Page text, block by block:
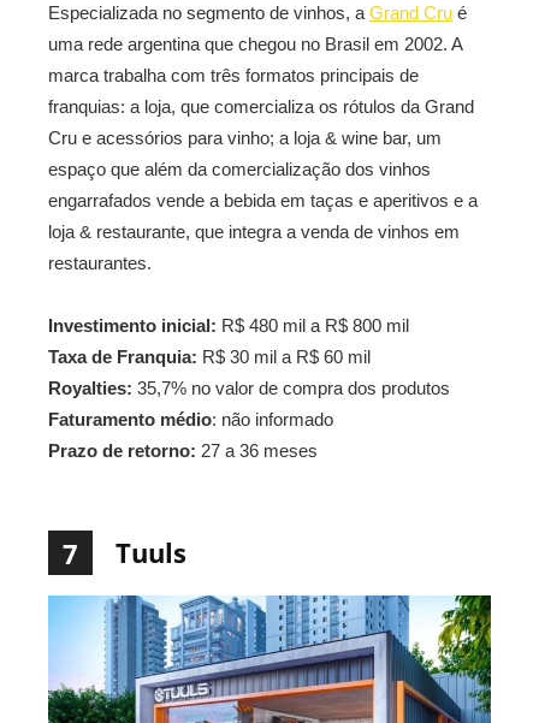
Especializada no segmento de vinhos, a Grand Cru é
uma rede argentina que chegou no Brasil em 2002. A
marca trabalha com três formatos principais de
franquias: a loja, que comercializa os rótulos da Grand
Cru e acessórios para vinho; a loja & wine bar, um
espaço que além da comercialização dos vinhos
engarrafados vende a bebida em taças e aperitivos e a
loja & restaurante, que integra a venda de vinhos em
restaurantes.
Investimento inicial: R$ 480 mil a R$ 800 mil
Taxa de Franquia: R$ 30 mil a R$ 60 mil
Royalties: 35,7% no valor de compra dos produtos
Faturamento médio: não informado
Prazo de retorno: 27 a 36 meses
7 Tuuls